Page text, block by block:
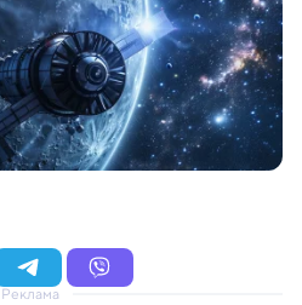
Реклама